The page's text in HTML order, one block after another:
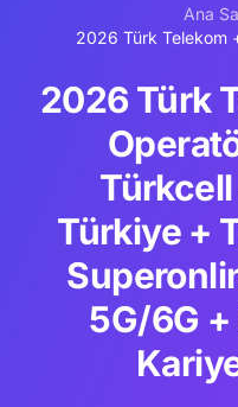
Ana
2026 Türk
Türkiye +
5G/6G